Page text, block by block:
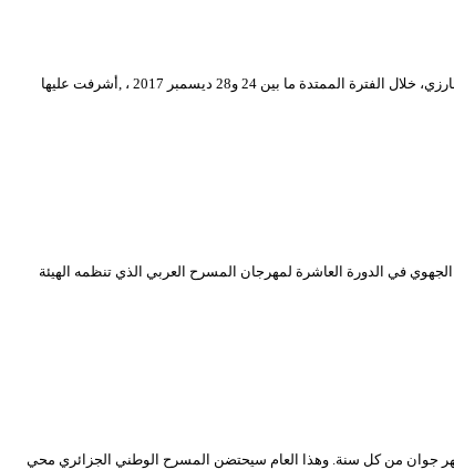
في اطار الدورة الــ 12 للمهرجان الوطني للمسرح المحترف، نظمت محافظة المهرجان ورشة خاصة بالنقد المسرحي احتضنتها قاعة الحاج عمر بالمسرح الوطني محي الدين بشطارزي، خلال الفترة الممتدة ما بين 24 و28 ديسمبر 2017 ، ,أشرفت عليها
31 ديسمبر 2017) ، ستمثل مسرحية ” ما بقات هدرة ” لمسرح سكيكدة الجهوي في الدورة العاشرة لمهرجان المسرح العربي الذي تنظمه الهيئة
شهر جوان من كل سنة. وهذا العام سيحتضن المسرح الوطني الجزائري محي